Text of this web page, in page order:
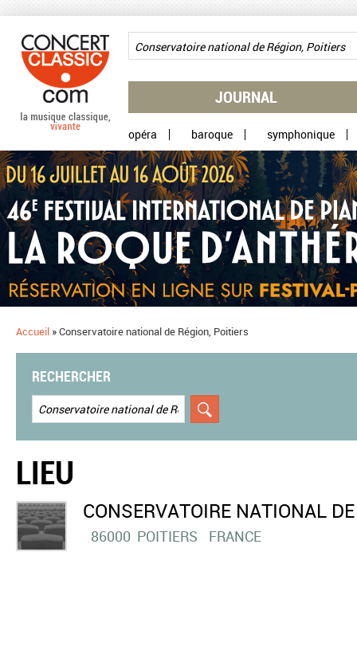
JOURNAL
opéra baroque symphonique
Accueil »Conservatoire national de Région, Poitiers
RECHERCHER
LIEU
CONSERVATOIRE NATIONAL
86000 POITIERS FRANCE